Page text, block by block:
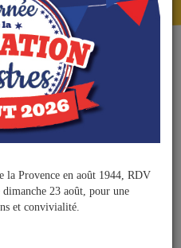
la Provence en août 1944, RDV
23 août, pour une
et convivialité.